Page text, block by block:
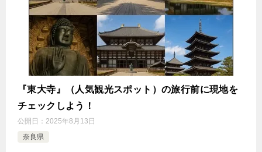
『東大寺』（人気観光スポット）の旅行前に現地を
チェックしよう！
公開日： 2025年8月13日
奈良県